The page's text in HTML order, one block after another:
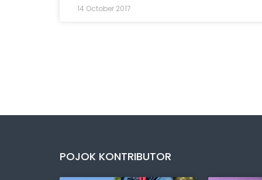
14 October 2017
POJOK KONTRIBUTOR